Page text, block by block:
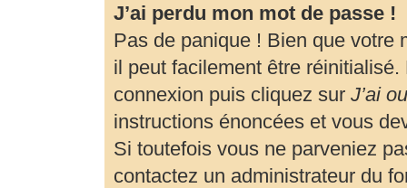
J’ai perdu mon mot de passe !
Pas de panique ! Bien que votre
il peut facilement être
connexion puis cliquez sur J’ai
instructions énoncées et vous
Si toutefois vous ne parveniez
contactez un administrateur du